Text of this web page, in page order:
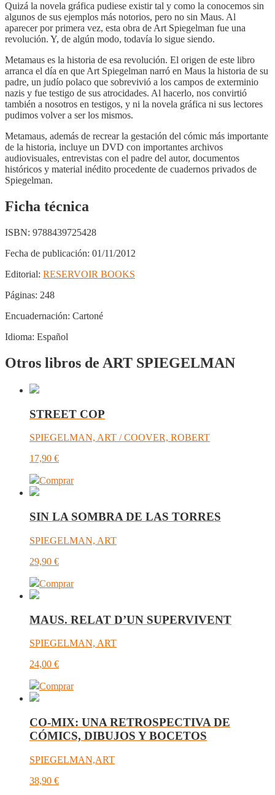
Quizá la novela gráfica pudiese existir tal y como la conocemos sin
algunos de sus ejemplos más notorios, pero no sin Maus. Al
aparecer por primera vez, esta obra de Art Spiegelman fue una
revolución. Y, de algún modo, todavía lo sigue siendo.
Metamaus es la historia de esa revolución. El origen de este libro
arranca el día en que Art Spiegelman narró en Maus la historia de su
padre, un judío polaco que sobrevivió a los campos de exterminio
nazis y fue testigo de sus atrocidades. Al hacerlo, nos convirtió
también a nosotros en testigos, y ni la novela gráfica ni sus lectores
pudimos volver a ser los mismos.
Metamaus, además de recrear la gestación del cómic más importante
de la historia, incluye un DVD con importantes archivos
audiovisuales, entrevistas con el padre del autor, documentos
históricos y material inédito procedente de cuadernos privados de
Spiegelman.
Ficha técnica
ISBN: 9788439725428
Fecha de publicación: 01/11/2012
Editorial: RESERVOIR BOOKS
Páginas: 248
Encuadernación: Cartoné
Idioma: Español
Otros libros de ART SPIEGELMAN
STREET COP
SPIEGELMAN, ART / COOVER, ROBERT
17,90 €
Comprar
SIN LA SOMBRA DE LAS TORRES
SPIEGELMAN, ART
29,90 €
Comprar
MAUS. RELAT D’UN SUPERVIVENT
SPIEGELMAN, ART
24,00 €
Comprar
CO-MIX: UNA RETROSPECTIVA DE
CÓMICS, DIBUJOS Y BOCETOS
SPIEGELMAN,ART
38,90 €